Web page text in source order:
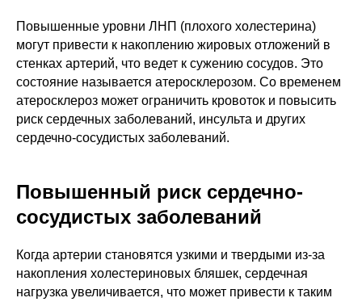
Повышенные уровни ЛНП (плохого холестерина)
могут привести к накоплению жировых отложений в
стенках артерий, что ведет к сужению сосудов. Это
состояние называется атеросклерозом. Со временем
атеросклероз может ограничить кровоток и повысить
риск сердечных заболеваний, инсульта и других
сердечно-сосудистых заболеваний.
Повышенный риск сердечно-
сосудистых заболеваний
Когда артерии становятся узкими и твердыми из-за
накопления холестериновых бляшек, сердечная
нагрузка увеличивается, что может привести к таким